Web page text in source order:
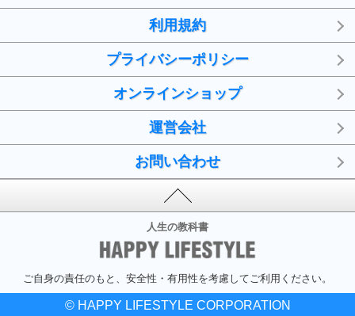
利用規約
プライバシーポリシー
オンラインショップ
運営会社
お問い合わせ
人生の教科書
ご自身の責任のもと、安全性・有用性を考慮してご利用ください。
© HAPPY LIFESTYLE CORPORATION